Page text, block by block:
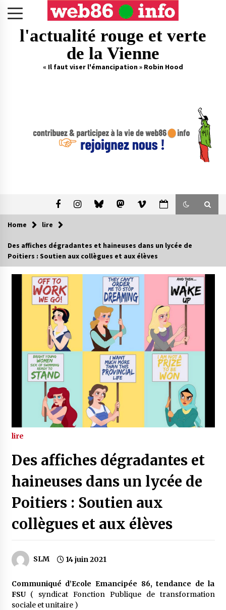
l'actualité rouge et verte
de la Vienne
« Il faut viser l'émancipation » Robin Hood
Home lire
Des affiches dégradantes et haineuses dans un lycée de
Poitiers : Soutien aux collègues et aux élèves
lire
Des affiches dégradantes et
haineuses dans un lycée de
Poitiers : Soutien aux
collègues et aux élèves
SLM 14 juin 2021
Communiqué d’Ecole Emancipée 86, tendance de la
FSU ( syndicat Fonction Publique de transformation
sociale et unitaire )